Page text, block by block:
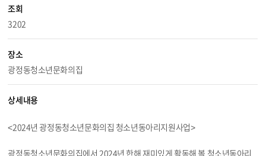
조회
3202
장소
광정동청소년문화의집
상세내용
<2024년 광정동청소년문화의집 청소년동아리지원사업>
광정동청소년문화의집에서 2024년 한해 재미있게 활동해 볼 청소년동아리